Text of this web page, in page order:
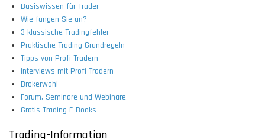
Basiswissen für Trader
Wie fangen Sie an?
3 klassische Tradingfehler
Praktische Trading Grundregeln
Tipps von Profi-Tradern
Interviews mit Profi-Tradern
Brokerwahl
Forum, Seminare und Webinare
Gratis Trading E-Books
Trading-Information